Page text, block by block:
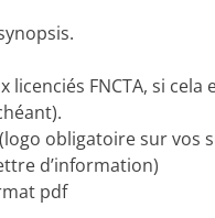
FNCTA, si cela
obligatoire sur vos
d’information)
pdf